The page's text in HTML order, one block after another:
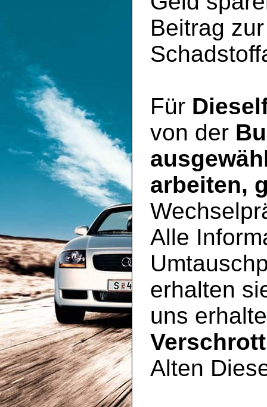
Beitrag
Für
von der
arbeiten,
Alle
erhalten
uns
Alten